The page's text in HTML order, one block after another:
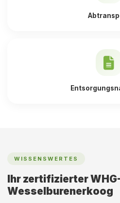
WISSENSWERTES
Ihr zertifizierter
Wesselburenerkoog